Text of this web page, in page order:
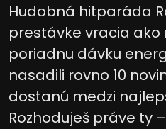
Hudobná hitparáda
prestávke vracia
poriadnu dávku
nasadili rovno 10
dostanú medzi
Rozhoduješ práve ty